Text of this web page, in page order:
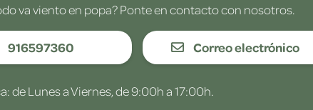
va viento en popa? Ponte en contacto con nosotros.
916597360 Correo electrónico
de Lunes a Viernes, de 9:00h a 17:00h.